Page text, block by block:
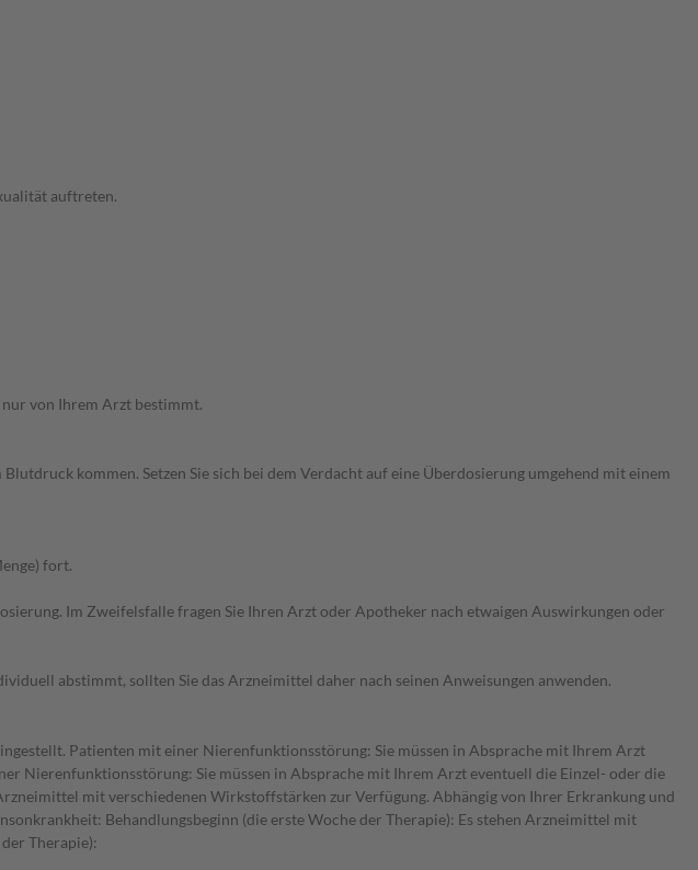
auftreten.
von Ihrem Arzt bestimmt.
kommen. Setzen Sie sich bei dem Verdacht auf eine Überdosierung umgehend mit einem
fort.
Im Zweifelsfalle fragen Sie Ihren Arzt oder Apotheker nach etwaigen Auswirkungen oder
abstimmt, sollten Sie das Arzneimittel daher nach seinen Anweisungen anwenden.
Patienten mit einer Nierenfunktionsstörung: Sie müssen in Absprache mit Ihrem Arzt
Nierenfunktionsstörung: Sie müssen in Absprache mit Ihrem Arzt eventuell die Einzel- oder die
mit verschiedenen Wirkstoffstärken zur Verfügung. Abhängig von Ihrer Erkrankung und
Behandlungsbeginn (die erste Woche der Therapie): Es stehen Arzneimittel mit
Therapie):